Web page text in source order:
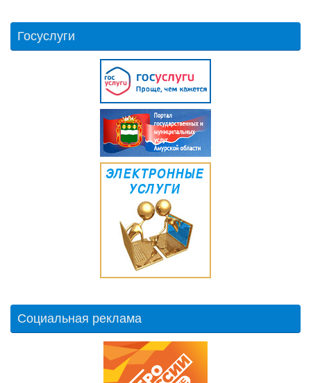
Госуслуги
Социальная реклама